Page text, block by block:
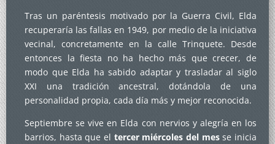
Tras un paréntesis motivado por la Guerra Civil, Elda
recuperaría las fallas en 1949, por medio de la iniciativa
vecinal, concretamente en la calle Trinquete. Desde
entonces la fiesta no ha hecho más que crecer, de
modo que Elda ha sabido adaptar y trasladar al siglo
XXI una tradición ancestral, dotándola de una
personalidad propia, cada día más y mejor reconocida.
Septiembre se vive en Elda con nervios y alegría en los
barrios, hasta que el tercer miércoles del messe inicia